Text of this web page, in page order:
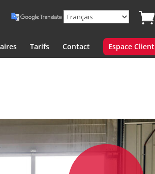
Tarifs Contact Espace Client